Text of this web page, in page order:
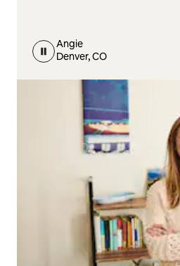
Angie
Denver, CO